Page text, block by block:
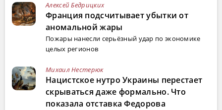
Алексей Бедрицких
Франция подсчитывает убытки от
аномальной жары
Пожары нанесли серьёзный удар по экономике
целых регионов
Михаил Нестерюк
Нацистское нутро Украины перестает
скрываться даже формально. Что
показала отставка Федорова